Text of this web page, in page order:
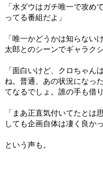
「水ダウはガチ唯一で攻め
ってる番組だよ」
「唯一かどうかは知らない
太郎とのシーンでギャラク
「面白いけど、クロちゃん
ね。普通、あの状況になっ
てなるでしょ。誰の手も借
「まあ正直気付いてたとは
しても企画自体は凄く良か
という声も。